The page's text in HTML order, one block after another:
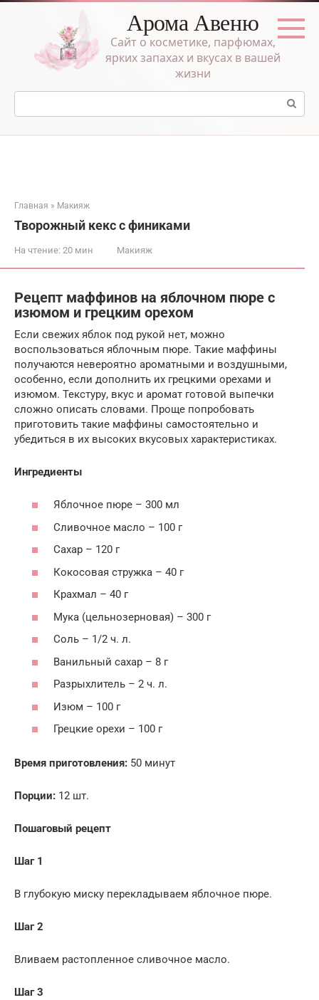
Перейти
Арома Авеню
Сайт о косметике, парфюмах,
ярких запахах и вкусах в вашей
жизни
Поиск:
Главная » Макияж
Творожный кекс с финиками
На чтение: 20 мин Макияж
Рецепт маффинов на яблочном пюре с
изюмом и грецким орехом
Если свежих яблок под рукой нет, можно
воспользоваться яблочным пюре. Такие маффины
получаются невероятно ароматными и воздушными,
особенно, если дополнить их грецкими орехами и
изюмом. Текстуру, вкус и аромат готовой выпечки
сложно описать словами. Проще попробовать
приготовить такие маффины самостоятельно и
убедиться в их высоких вкусовых характеристиках.
Ингредиенты
Яблочное пюре – 300 мл
Сливочное масло – 100 г
Сахар – 120 г
Кокосовая стружка – 40 г
Крахмал – 40 г
Мука (цельнозерновая) – 300 г
Соль – 1/2 ч. л.
Ванильный сахар – 8 г
Разрыхлитель – 2 ч. л.
Изюм – 100 г
Грецкие орехи – 100 г
Время приготовления: 50 минут
Порции: 12 шт.
Пошаговый рецепт
Шаг 1
В глубокую миску перекладываем яблочное пюре.
Шаг 2
Вливаем растопленное сливочное масло.
Шаг 3